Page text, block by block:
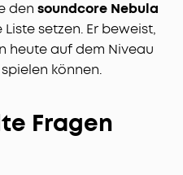
den soundcore Nebula
setzen. Er beweist,
heute auf dem Niveau
können.
Fragen